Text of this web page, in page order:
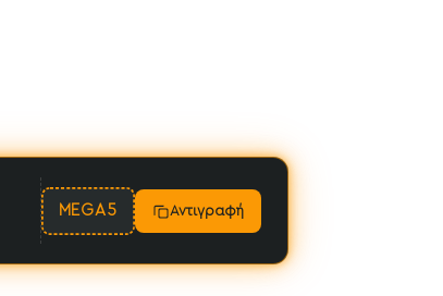
MEGA5 Αντιγραφή